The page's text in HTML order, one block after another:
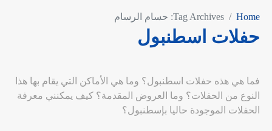
Home Tag Archives: حسام الرسام
حفلات اسطنبول
فما هي هذه حفلات اسطنبول؟ وما هي الأماكن التي يقام بها هذا
النوع من الحفلات؟ وما العروض المقدمة؟ كيف يمكنني معرفة
الحفلات الموجودة حاليا بإسطنبول؟